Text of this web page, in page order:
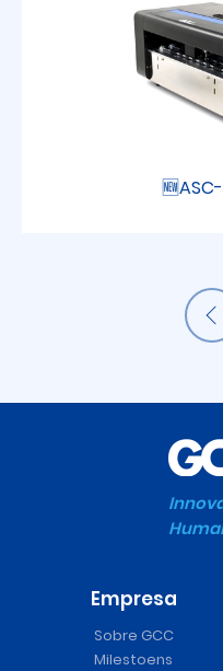
Empresa
Sobre GCC
Milestoens